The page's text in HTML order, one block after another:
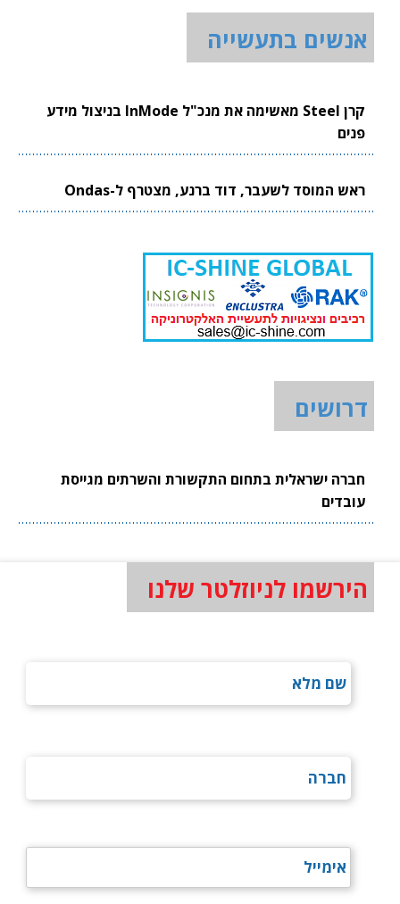
אנשים בתעשייה
קרן Steel מאשימה את מנכ"ל InMode בניצול מידע
פנים
ראש המוסד לשעבר, דוד ברנע, מצטרף ל-Ondas
דרושים
חברה ישראלית בתחום התקשורת והשרתים מגייסת
עובדים
הירשמו לניוזלטר שלנו